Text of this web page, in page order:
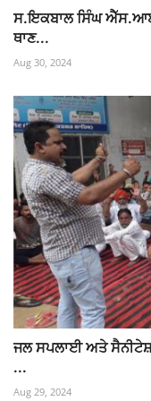
ਸ.ਇਕਬਾਲ ਸਿੰਘ
ਥਾਣ...
Aug 30, 2024
ਜਲ ਸਪਲਾਈ ਅਤੇ
...
Aug 29, 2024